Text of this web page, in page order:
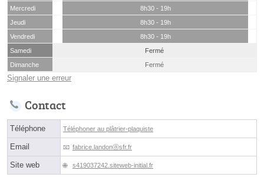
Mercredi
8h30 - 19h
Jeudi
8h30 - 19h
Vendredi
8h30 - 19h
Samedi
Fermé
Dimanche
Fermé
Signaler une erreur
Contact
Téléphone Téléphoner au plâtrier-plaquiste
Email fabrice.landonⓐsfr.fr
Site web s419037242.siteweb-initial.fr